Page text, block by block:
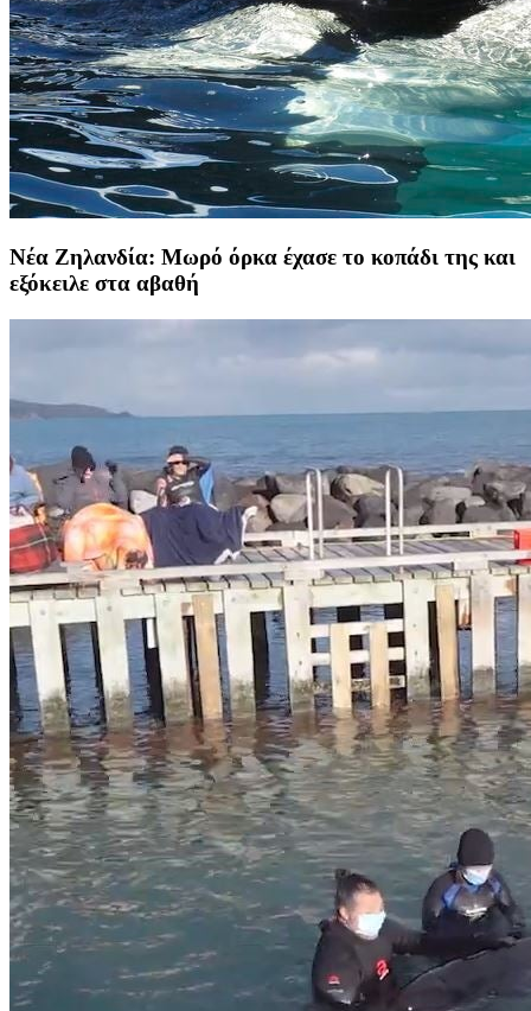
Νέα Ζηλανδία: Μωρό όρκα έχασε το κοπάδι της και
εξόκειλε στα αβαθή